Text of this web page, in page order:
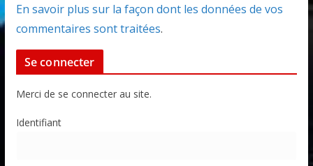
En savoir plus sur la façon dont les données de vos
commentaires sont traitées.
Se connecter
Merci de se connecter au site.
Identifiant